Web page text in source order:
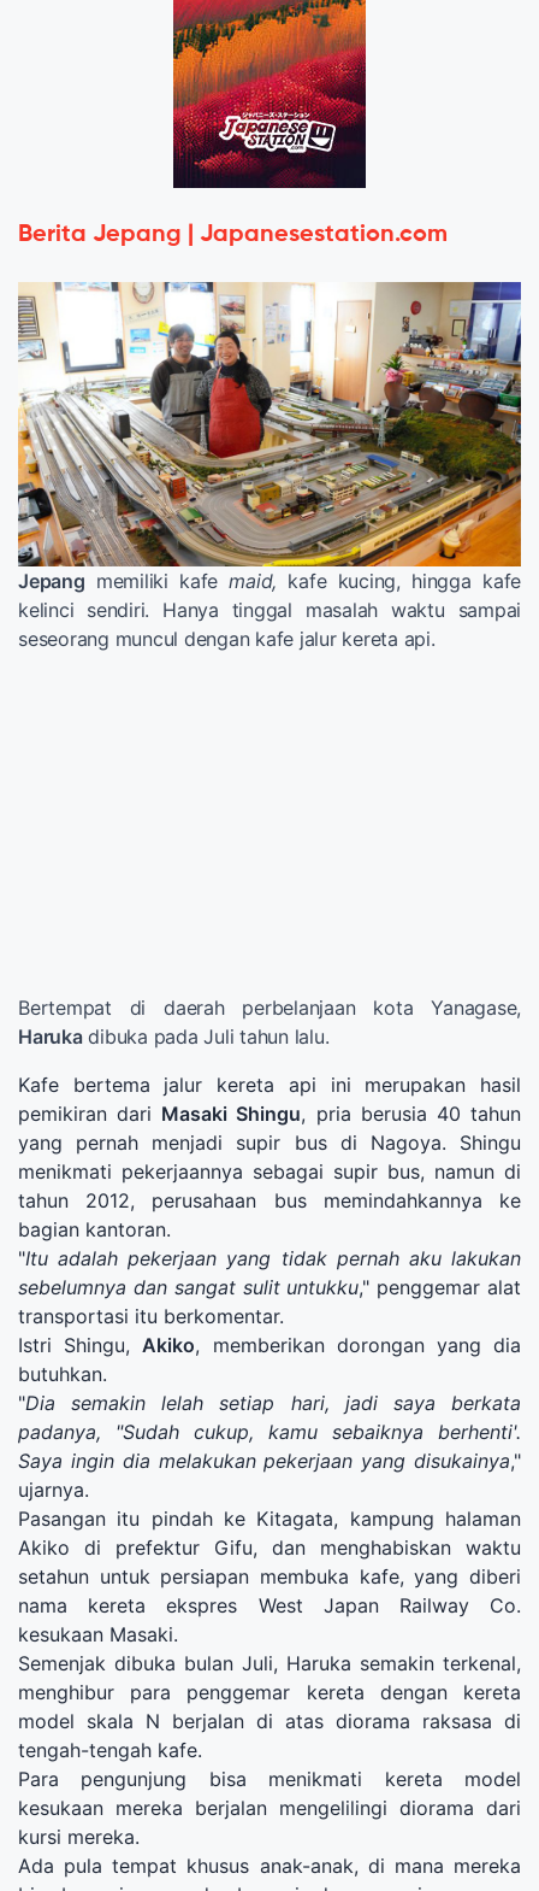
Berita Jepang | Japanesestation.com
Jepang memiliki kafemaid, kafe kucing, hingga kafe
kelinci sendiri. Hanya tinggal masalah waktu sampai
seseorang muncul dengan kafe jalur kereta api.
Bertempat di daerah perbelanjaan kota Yanagase,
Harukadibuka pada Juli tahun lalu.
Kafe bertema jalur kereta api ini merupakan hasil
pemikiran dari Masaki Shingu, pria berusia 40 tahun
yang pernah menjadi supir bus di Nagoya. Shingu
menikmati pekerjaannya sebagai supir bus, namun di
tahun 2012, perusahaan bus memindahkannya ke
bagian kantoran.
"Itu adalah pekerjaan yang tidak pernah aku lakukan
sebelumnya dan sangat sulit untukku," penggemar alat
transportasi itu berkomentar.
Istri Shingu, Akiko, memberikan dorongan yang dia
butuhkan.
"Dia semakin lelah setiap hari, jadi saya berkata
padanya, "Sudah cukup, kamu sebaiknya berhenti'.
Saya ingin dia melakukan pekerjaan yang disukainya,"
ujarnya.
Pasangan itu pindah ke Kitagata, kampung halaman
Akiko di prefektur Gifu, dan menghabiskan waktu
setahun untuk persiapan membuka kafe, yang diberi
nama kereta ekspres West Japan Railway Co.
kesukaan Masaki.
Semenjak dibuka bulan Juli, Haruka semakin terkenal,
menghibur para penggemar kereta dengan kereta
model skala N berjalan di atas diorama raksasa di
tengah-tengah kafe.
Para pengunjung bisa menikmati kereta model
kesukaan mereka berjalan mengelilingi diorama dari
kursi mereka.
Ada pula tempat khusus anak-anak, di mana mereka